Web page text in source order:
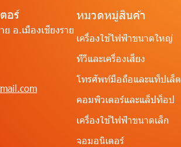
อร์
อ.เมืองเชียงราย
หมวดหมู่สินค้า
เครื่องใช้ไฟฟ้าขนาดใหญ่
ทีวีและเครื่องเสียง
โทรศัพท์มือถือและแท็ปเล็ต
คอมพิวเตอร์และแล็ปท็อป
เครื่องใช้ไฟฟ้าขนาดเล็ก
จอมอนิเตอร์